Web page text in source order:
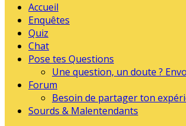
Accueil
Enquêtes
Quiz
Chat
Pose tes Questions
Une question, un doute ?
Forum
Besoin de partager ton
Sourds & Malentendants